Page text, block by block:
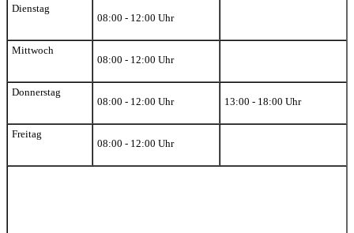
Dienstag
08:00 - 12:00 Uhr
Mittwoch
08:00 - 12:00 Uhr
Donnerstag
08:00 - 12:00 Uhr
13:00 - 18:00 Uhr
Freitag
08:00 - 12:00 Uhr